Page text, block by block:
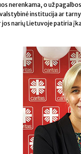
nerenkama, o už
institucija ar
narių Lietuvoje patiria